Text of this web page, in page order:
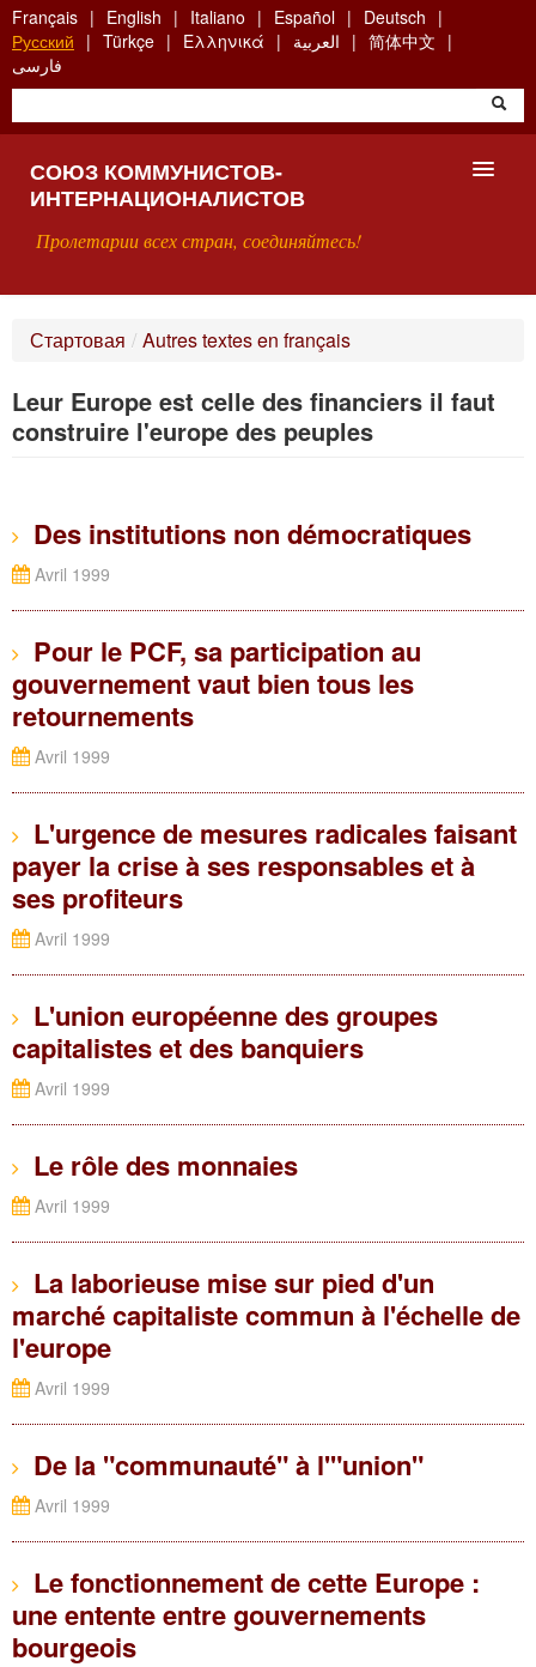
Skip
to
main
content
Français English Italiano Español
Deutsch
Русский
Türkçe Ελληνικά العربية
简体中文
فارسی
СОЮЗ КОММУНИСТОВ-
ИНТЕРНАЦИОНАЛИСТОВ
Пролетарии всех стран, соединяйтесь!
ПОИСК
Стартовая / Autres textes en français
Leur Europe est celle des financiers il faut
construire l'europe des peuples
Des institutions non démocratiques
Avril 1999
Pour le PCF, sa participation au
gouvernement vaut bien tous les
retournements
Avril 1999
L'urgence de mesures radicales faisant
payer la crise à ses responsables et à
ses profiteurs
Avril 1999
L'union européenne des groupes
capitalistes et des banquiers
Avril 1999
Le rôle des monnaies
Avril 1999
La laborieuse mise sur pied d'un
marché capitaliste commun à l'échelle de
l'europe
Avril 1999
De la "communauté" à l'"union"
Avril 1999
Le fonctionnement de cette Europe :
une entente entre gouvernements
bourgeois